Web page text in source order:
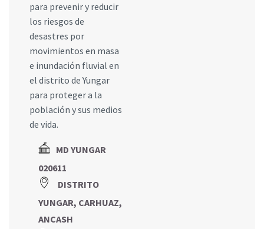
para prevenir y reducir
los riesgos de
desastres por
movimientos en masa
e inundación fluvial en
el distrito de Yungar
para proteger a la
población y sus medios
de vida.
MD YUNGAR
020611
DISTRITO
YUNGAR, CARHUAZ,
ANCASH